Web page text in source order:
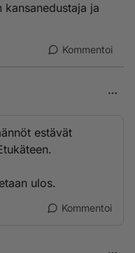
kansanedustaja ja
Kommentoi
estävät
ulos.
Kommentoi